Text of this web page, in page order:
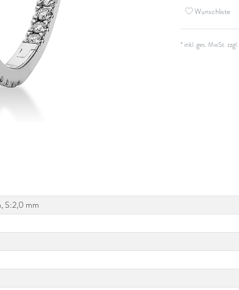
Wunschliste
* inkl. ges. MwSt. zzgl.
S:2,0 mm